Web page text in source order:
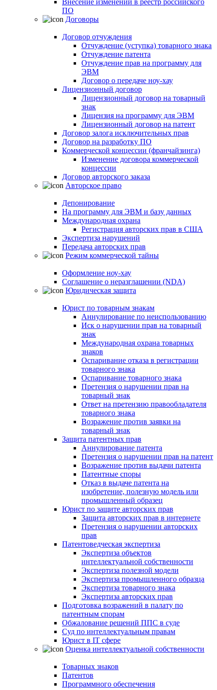
Внесение изменений в реестр российского
ПО
Договоры
Договор отчуждения
Отчуждение (уступка) товарного знака
Отчуждение патента
Отчуждение прав на программу для
ЭВМ
Договор о передаче ноу-хау
Лицензионный договор
Лицензионный договор на товарный
знак
Лицензия на программу для ЭВМ
Лицензионный договор на патент
Договор залога исключительных прав
Договор на разработку ПО
Коммерческой концессии (франчайзинга)
Изменение договора коммерческой
концессии
Договор авторского заказа
Авторское право
Депонирование
На программу для ЭВМ и базу данных
Международная охрана
Регистрация авторских прав в США
Экспертиза нарушений
Передача авторских прав
Режим коммерческой тайны
Оформление ноу-хау
Соглашение о неразглашении (NDA)
Юридическая защита
Юрист по товарным знакам
Аннулирование по неиспользованию
Иск о нарушении прав на товарный
знак
Международная охрана товарных
знаков
Оспаривание отказа в регистрации
товарного знака
Оспаривание товарного знака
Претензия о нарушении прав на
товарный знак
Ответ на претензию правообладателя
товарного знака
Возражение против заявки на
товарный знак
Защита патентных прав
Аннулирование патента
Претензия о нарушении прав на патент
Возражение против выдачи патента
Патентные споры
Отказ в выдаче патента на
изобретение, полезную модель или
промышленный образец
Юрист по защите авторских прав
Защита авторских прав в интернете
Претензия о нарушении авторских
прав
Патентоведческая экспертиза
Экспертиза объектов
интеллектуальной собственности
Экспертиза полезной модели
Экспертиза промышленного образца
Экспертиза товарного знака
Экспертиза авторских прав
Подготовка возражений в палату по
патентным спорам
Обжалование решений ППС в суде
Суд по интеллектуальным правам
Юрист в IT сфере
Оценка интеллектуальной собственности
Товарных знаков
Патентов
Программного обеспечения